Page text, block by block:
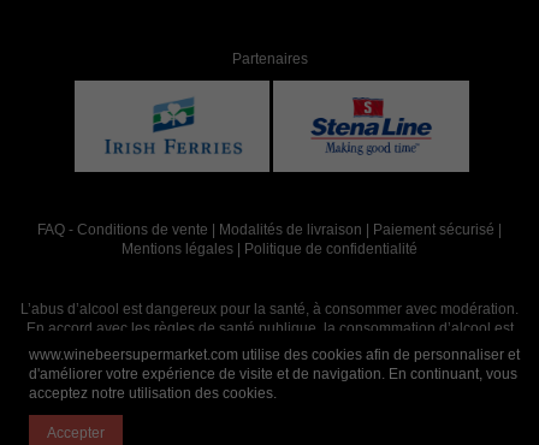
Partenaires
FAQ - Conditions de vente | Modalités de livraison | Paiement sécurisé |
Mentions légales | Politique de confidentialité
L’abus d’alcool est dangereux pour la santé, à consommer avec modération.
En accord avec les règles de santé publique, la consommation d’alcool est
interdite aux mineurs, strictement réservée aux adultes de 18 ans et plus
www.winebeersupermarket.com utilise des cookies afin de personnaliser et
d'améliorer votre expérience de visite et de navigation. En continuant, vous
acceptez notre utilisation des cookies.
Accepter